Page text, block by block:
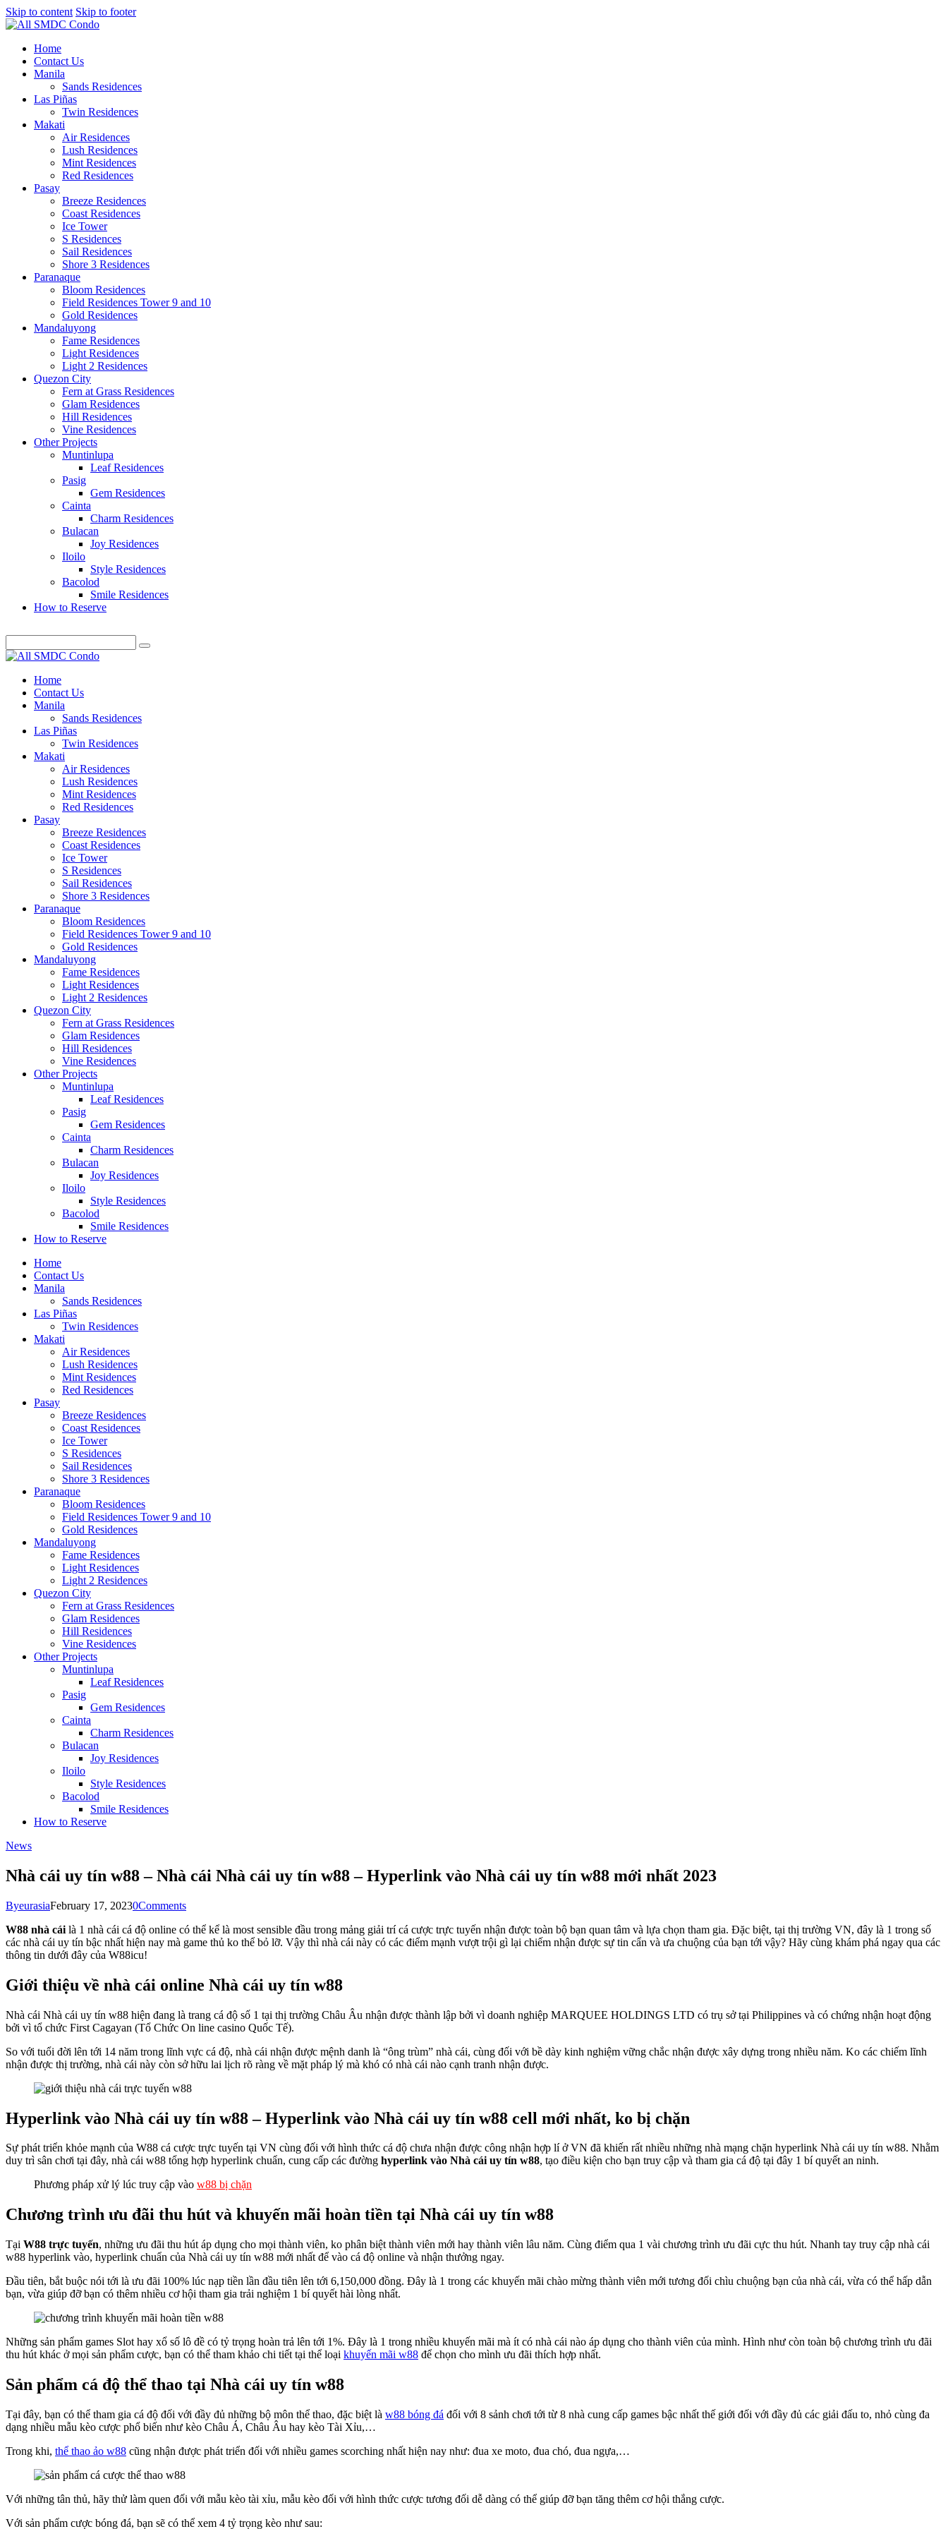
Skip to content Skip to footer
Home
Contact Us
Manila
Sands Residences
Las Piñas
Twin Residences
Makati
Air Residences
Lush Residences
Mint Residences
Red Residences
Pasay
Breeze Residences
Coast Residences
Ice Tower
S Residences
Sail Residences
Shore 3 Residences
Paranaque
Bloom Residences
Field Residences Tower 9 and 10
Gold Residences
Mandaluyong
Fame Residences
Light Residences
Light 2 Residences
Quezon City
Fern at Grass Residences
Glam Residences
Hill Residences
Vine Residences
Other Projects
Muntinlupa
Leaf Residences
Pasig
Gem Residences
Cainta
Charm Residences
Bulacan
Joy Residences
Iloilo
Style Residences
Bacolod
Smile Residences
How to Reserve
Home
Contact Us
Manila
Sands Residences
Las Piñas
Twin Residences
Makati
Air Residences
Lush Residences
Mint Residences
Red Residences
Pasay
Breeze Residences
Coast Residences
Ice Tower
S Residences
Sail Residences
Shore 3 Residences
Paranaque
Bloom Residences
Field Residences Tower 9 and 10
Gold Residences
Mandaluyong
Fame Residences
Light Residences
Light 2 Residences
Quezon City
Fern at Grass Residences
Glam Residences
Hill Residences
Vine Residences
Other Projects
Muntinlupa
Leaf Residences
Pasig
Gem Residences
Cainta
Charm Residences
Bulacan
Joy Residences
Iloilo
Style Residences
Bacolod
Smile Residences
How to Reserve
Home
Contact Us
Manila
Sands Residences
Las Piñas
Twin Residences
Makati
Air Residences
Lush Residences
Mint Residences
Red Residences
Pasay
Breeze Residences
Coast Residences
Ice Tower
S Residences
Sail Residences
Shore 3 Residences
Paranaque
Bloom Residences
Field Residences Tower 9 and 10
Gold Residences
Mandaluyong
Fame Residences
Light Residences
Light 2 Residences
Quezon City
Fern at Grass Residences
Glam Residences
Hill Residences
Vine Residences
Other Projects
Muntinlupa
Leaf Residences
Pasig
Gem Residences
Cainta
Charm Residences
Bulacan
Joy Residences
Iloilo
Style Residences
Bacolod
Smile Residences
How to Reserve
News
Nhà cái uy tín w88 – Nhà cái Nhà cái uy tín w88 – Hyperlink vào Nhà cái uy tín w88 mới nhất 2023
ByeurasiaFebruary 17, 20230Comments
W88 nhà cái là 1 nhà cái cá độ online có thể kể là most sensible đầu trong mảng giải trí cá cược trực tuyến nhận được toàn bộ bạn quan tâm và lựa chọn tham gia. Đặc biệt, tại thị trường VN, đây là 1 trong số
các nhà cái uy tín bậc nhất hiện nay mà game thủ ko thể bỏ lỡ. Vậy thì nhà cái này có các điểm mạnh vượt trội gì lại chiếm nhận được sự tin cẩn và ưa chuộng của bạn tới vậy? Hãy cùng khám phá ngay qua các
thông tin dưới đây của W88icu!
Giới thiệu về nhà cái online Nhà cái uy tín w88
Nhà cái Nhà cái uy tín w88 hiện đang là trang cá độ số 1 tại thị trường Châu Âu nhận được thành lập bởi vì doanh nghiệp MARQUEE HOLDINGS LTD có trụ sở tại Philippines và có chứng nhận hoạt động
bởi vì tổ chức First Cagayan (Tổ Chức On line casino Quốc Tế).
So với tuổi đời lên tới 14 năm trong lĩnh vực cá độ, nhà cái nhận được mệnh danh là “ông trùm” nhà cái, cùng đối với bề dày kinh nghiệm vững chắc nhận được xây dựng trong nhiều năm. Ko các chiếm lĩnh
nhận được thị trường, nhà cái này còn sở hữu lai lịch rõ ràng về mặt pháp lý mà khó có nhà cái nào cạnh tranh nhận được.
Hyperlink vào Nhà cái uy tín w88 – Hyperlink vào Nhà cái uy tín w88 cell mới nhất, ko bị chặn
Sự phát triển khỏe mạnh của W88 cá cược trực tuyến tại VN cùng đối với hình thức cá độ chưa nhận được công nhận hợp lí ở VN đã khiến rất nhiều những nhà mạng chặn hyperlink Nhà cái uy tín w88. Nhằm
duy trì sân chơi tại đây, nhà cái w88 tổng hợp hyperlink chuẩn, cung cấp các đường hyperlink vào Nhà cái uy tín w88, tạo điều kiện cho bạn truy cập và tham gia cá độ tại đây 1 bí quyết an ninh.
Phương pháp xử lý lúc truy cập vào w88 bị chặn
Chương trình ưu đãi thu hút và khuyến mãi hoàn tiền tại Nhà cái uy tín w88
Tại W88 trực tuyến, những ưu đãi thu hút áp dụng cho mọi thành viên, ko phân biệt thành viên mới hay thành viên lâu năm. Cùng điểm qua 1 vài chương trình ưu đãi cực thu hút. Nhanh tay truy cập nhà cái
w88 hyperlink vào, hyperlink chuẩn của Nhà cái uy tín w88 mới nhất để vào cá độ online và nhận thưởng ngay.
Đầu tiên, bắt buộc nói tới là ưu đãi 100% lúc nạp tiền lần đầu tiên lên tới 6,150,000 đồng. Đây là 1 trong các khuyến mãi chào mừng thành viên mới tương đối chìu chuộng bạn của nhà cái, vừa có thể hấp dẫn
bạn, vừa giúp đỡ bạn có thêm nhiều cơ hội tham gia trải nghiệm 1 bí quyết hài lòng nhất.
Những sản phẩm games Slot hay xổ số lô đề có tỷ trọng hoàn trả lên tới 1%. Đây là 1 trong nhiều khuyến mãi mà ít có nhà cái nào áp dụng cho thành viên của mình. Hình như còn toàn bộ chương trình ưu đãi
thu hút khác ở mọi sản phẩm cược, bạn có thể tham khảo chi tiết tại thể loại khuyến mãi w88 để chọn cho mình ưu đãi thích hợp nhất.
Sản phẩm cá độ thể thao tại Nhà cái uy tín w88
Tại đây, bạn có thể tham gia cá độ đối với đầy đủ những bộ môn thể thao, đặc biệt là w88 bóng đá đối với 8 sảnh chơi tới từ 8 nhà cung cấp games bậc nhất thế giới đối với đầy đủ các giải đấu to, nhỏ cùng đa
dạng nhiều mẫu kèo cược phổ biến như kèo Châu Á, Châu Âu hay kèo Tài Xỉu,…
Trong khi, thể thao ảo w88 cũng nhận được phát triển đối với nhiều games scorching nhất hiện nay như: đua xe moto, đua chó, đua ngựa,…
Với những tân thủ, hãy thử làm quen đối với mẫu kèo tài xỉu, mẫu kèo đối với hình thức cược tương đối dễ dàng có thể giúp đỡ bạn tăng thêm cơ hội thắng cược.
Với sản phẩm cược bóng đá, bạn sẽ có thể xem 4 tỷ trọng kèo như sau: